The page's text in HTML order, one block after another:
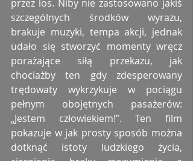
przez los. Niby nie zastosowano jakiś
szczególnych środków wyrazu,
brakuje muzyki, tempa akcji, jednak
udało się stworzyć momenty wręcz
porażające siłą przekazu, jak
chociażby ten gdy zdesperowany
trędowaty wykrzykuje w pociągu
pełnym obojętnych pasażerów:
„Jestem człowiekiem!”. Ten film
pokazuje w jak prosty sposób można
dotknąć istoty ludzkiego życia,